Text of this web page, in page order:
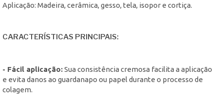
Aplicação: Madeira, cerâmica, gesso, tela, isopor e cortiça.
CARACTERÍSTICAS PRINCIPAIS:
- Fácil aplicação:Sua consistência cremosa facilita a aplicação
e evita danos ao guardanapo ou papel durante o processo de
colagem.